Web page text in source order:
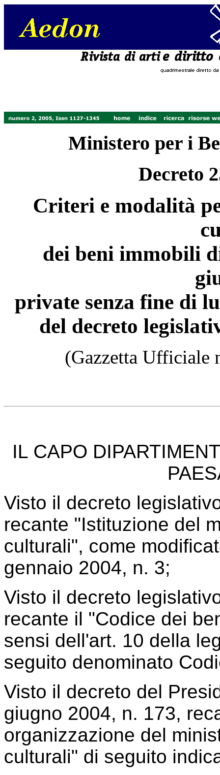
Ministero per i
Decreto
Criteri e modalità
dei beni immobili
private senza fine di
del decreto
(Gazzetta Ufficiale
IL CAPO
Visto il decreto
recante "Istituzione del
culturali", come
gennaio 2004, n. 3;
Visto il decreto
recante il "Codice dei
sensi dell'art. 10 della
seguito denominato
Visto il decreto del
giugno 2004, n. 173,
organizzazione del
culturali" di seguito